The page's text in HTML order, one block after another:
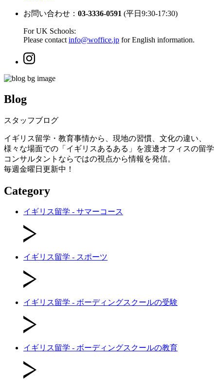
お問い合わせ： 03-3336-0591 (平日9:30-17:30)
For UK Schools:
Please contact info@woffice.jp for English information.
Blog
スタッフブログ
イギリス留学・教育事情から、現地の習慣、文化の違い、
様々な場面での「イギリスあるある」を渡邊オフィスの留学
コンサルタントならではの視点から情報を発信。
毎週金曜日更新中！
Category
イギリス留学 - サマーコース
イギリス留学 - スポーツ
イギリス留学 - ボーディングスクールの受験
イギリス留学 - ボーディングスクールの教育